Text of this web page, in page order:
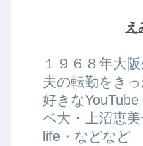
え
１９６８年大
夫の転勤をき
好きな
ベ大・上沼恵
life・などなど